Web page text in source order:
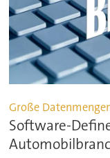
Große
Software-